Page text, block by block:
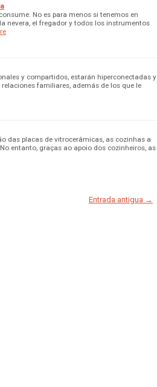
No es para menos si tenemos en
nevera, el fregador y todos los instrumentos
y compartidos, estarán hiperconectadas y
familiares, además de los que le
das placas de vitrocerâmicas, as cozinhas a
entanto, graças ao apoio dos cozinheiros, as
Entrada antigua →